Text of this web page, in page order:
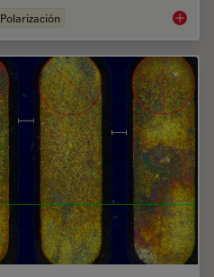
Polarización